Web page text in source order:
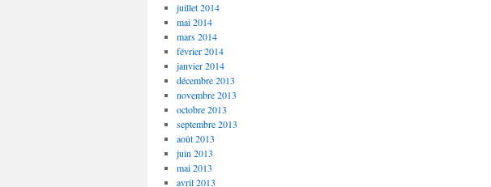
juillet 2014
mai 2014
mars 2014
février 2014
janvier 2014
décembre 2013
novembre 2013
octobre 2013
septembre 2013
août 2013
juin 2013
mai 2013
avril 2013